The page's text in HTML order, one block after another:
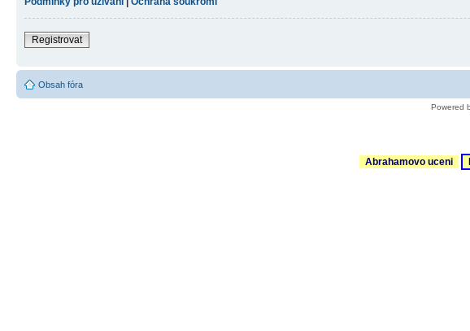
Registrovat
Obsah fóra
Powered
Abrahamovo uceni